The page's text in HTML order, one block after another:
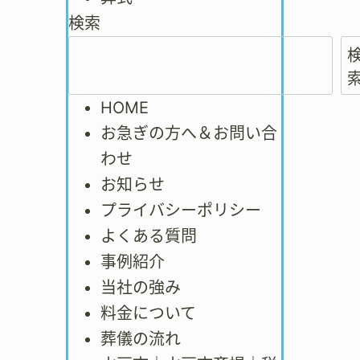
検索
HOME
お急ぎの方へ＆お問い合
わせ
お知らせ
プライバシーポリシー
よくある質問
事例紹介
当社の強み
料金について
葬儀の流れ